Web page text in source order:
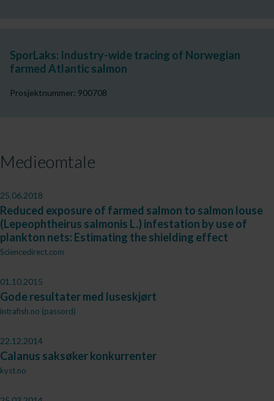
SporLaks: Industry-wide tracing of Norwegian
farmed Atlantic salmon
Prosjektnummer: 900708
Medieomtale
25.06.2018
Reduced exposure of farmed salmon to salmon louse
(Lepeophtheirus salmonis L.) infestation by use of
plankton nets: Estimating the shielding effect
Sciencedirect.com
01.10.2015
Gode resultater med luseskjørt
intrafish.no (passord)
22.12.2014
Calanus saksøker konkurrenter
kyst.no